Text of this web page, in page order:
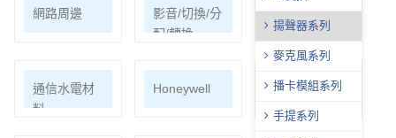
揚聲器系列
麥克風系列
播卡模組系列
手提系列
網路周邊
影音/切換/分
配/轉換
機櫃
通信水電材
料
Honeywell
ECOHEAL
光合電子樹